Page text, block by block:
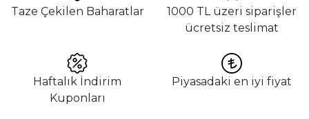
Taze Çekilen Baharatlar
1000 TL üzeri siparişler
ücretsiz teslimat
Haftalık İndirim
Kuponları
Piyasadaki en iyi fiyat